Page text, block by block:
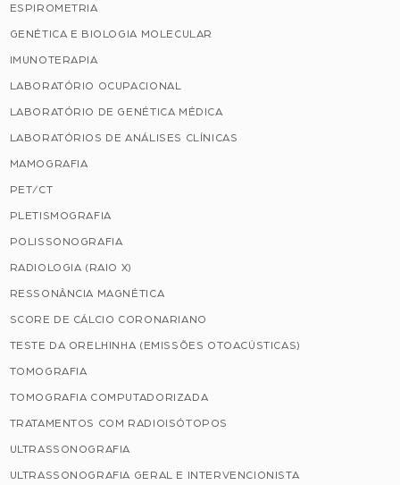
ESPIROMETRIA
GENÉTICA E BIOLOGIA MOLECULAR
IMUNOTERAPIA
LABORATÓRIO OCUPACIONAL
LABORATÓRIO DE GENÉTICA MÉDICA
LABORATÓRIOS DE ANÁLISES CLÍNICAS
MAMOGRAFIA
PET/CT
PLETISMOGRAFIA
POLISSONOGRAFIA
RADIOLOGIA (RAIO X)
RESSONÂNCIA MAGNÉTICA
SCORE DE CÁLCIO CORONARIANO
TESTE DA ORELHINHA (EMISSÕES OTOACÚSTICAS)
TOMOGRAFIA
TOMOGRAFIA COMPUTADORIZADA
TRATAMENTOS COM RADIOISÓTOPOS
ULTRASSONOGRAFIA
ULTRASSONOGRAFIA GERAL E INTERVENCIONISTA